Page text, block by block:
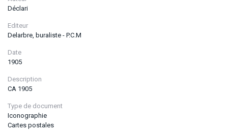
Déclari
Editeur
Delarbre, buraliste - P.C.M
Date
1905
Description
CA 1905
Type de document
Iconographie
Cartes postales